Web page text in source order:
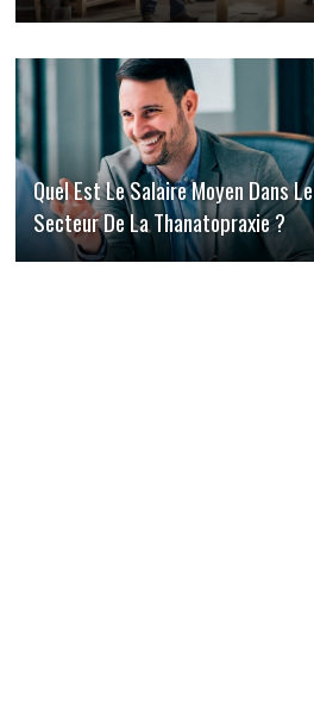
Quel Est Le Salaire Moyen Dans Le
Secteur De La Thanatopraxie ?